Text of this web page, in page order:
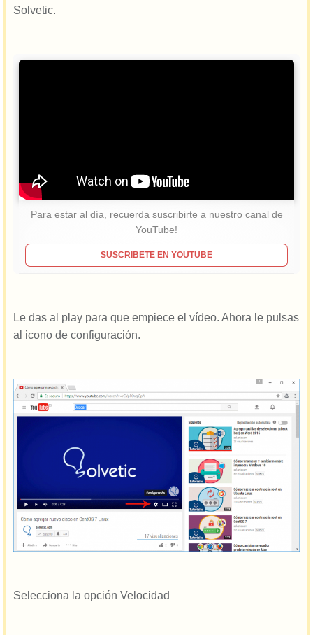
Solvetic.
Para estar al día, recuerda suscribirte a nuestro canal de
YouTube!
SUSCRIBETE EN YOUTUBE
Le das al play para que empiece el vídeo. Ahora le pulsas
al icono de configuración.
Selecciona la opción Velocidad